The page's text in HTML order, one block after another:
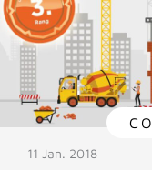
11 Jan. 2018